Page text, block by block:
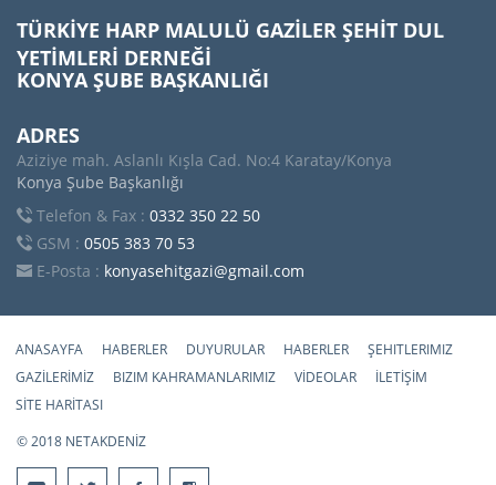
TÜRKİYE HARP MALULÜ GAZİLER ŞEHİT DUL
YETİMLERİ DERNEĞİ
KONYA ŞUBE BAŞKANLIĞI
ADRES
Aziziye mah. Aslanlı Kışla Cad. No:4 Karatay/Konya
Konya Şube Başkanlığı
Telefon & Fax : 0332 350 22 50
GSM : 0505 383 70 53
E-Posta : konyasehitgazi@gmail.com
ANASAYFA HABERLER DUYURULAR HABERLER
ŞEHITLERIMIZ
GAZİLERİMİZ
BIZIM KAHRAMANLARIMIZ VİDEOLAR
İLETİŞİM
SİTE HARİTASI
© 2018 NETAKDENİZ